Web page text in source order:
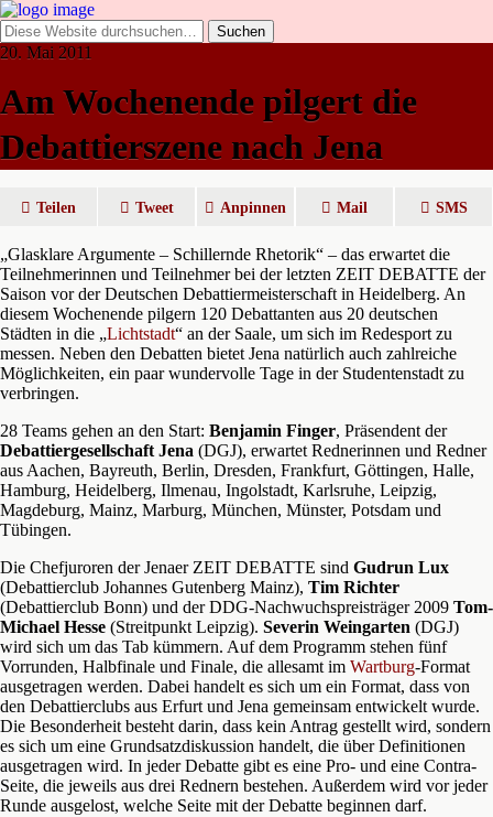
20. Mai 2011
Am Wochenende pilgert die
Debattierszene nach Jena
Teilen Tweet Anpinnen Mail SMS
„Glasklare Argumente – Schillernde Rhetorik“ – das erwartet die
Teilnehmerinnen und Teilnehmer bei der letzten ZEIT DEBATTE der
Saison vor der Deutschen Debattiermeisterschaft in Heidelberg. An
diesem Wochenende pilgern 120 Debattanten aus 20 deutschen
Städten in die „Lichtstadt“ an der Saale, um sich im Redesport zu
messen. Neben den Debatten bietet Jena natürlich auch zahlreiche
Möglichkeiten, ein paar wundervolle Tage in der Studentenstadt zu
verbringen.
28 Teams gehen an den Start: Benjamin Finger, Präsendent der
Debattiergesellschaft Jena (DGJ), erwartet Rednerinnen und Redner
aus Aachen, Bayreuth, Berlin, Dresden, Frankfurt, Göttingen, Halle,
Hamburg, Heidelberg, Ilmenau, Ingolstadt, Karlsruhe, Leipzig,
Magdeburg, Mainz, Marburg, München, Münster, Potsdam und
Tübingen.
Die Chefjuroren der Jenaer ZEIT DEBATTE sind Gudrun Lux
(Debattierclub Johannes Gutenberg Mainz), Tim Richter
(Debattierclub Bonn) und der DDG-Nachwuchspreisträger 2009 Tom-
Michael Hesse (Streitpunkt Leipzig). Severin Weingarten (DGJ)
wird sich um das Tab kümmern. Auf dem Programm stehen fünf
Vorrunden, Halbfinale und Finale, die allesamt im Wartburg-Format
ausgetragen werden. Dabei handelt es sich um ein Format, dass von
den Debattierclubs aus Erfurt und Jena gemeinsam entwickelt wurde.
Die Besonderheit besteht darin, dass kein Antrag gestellt wird, sondern
es sich um eine Grundsatzdiskussion handelt, die über Definitionen
ausgetragen wird. In jeder Debatte gibt es eine Pro- und eine Contra-
Seite, die jeweils aus drei Rednern bestehen. Außerdem wird vor jeder
Runde ausgelost, welche Seite mit der Debatte beginnen darf.